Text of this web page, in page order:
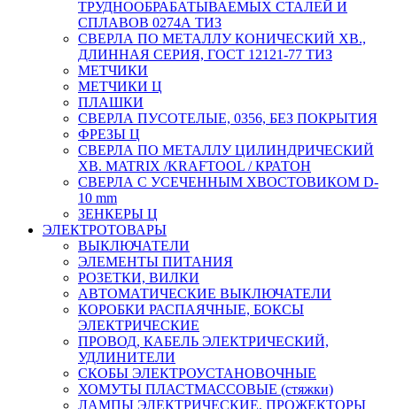
ТРУДНООБРАБАТЫВАЕМЫХ СТАЛЕЙ И
СПЛАВОВ 0274А ТИЗ
СВЕРЛА ПО МЕТАЛЛУ КОНИЧЕСКИЙ ХВ.,
ДЛИННАЯ СЕРИЯ, ГОСТ 12121-77 ТИЗ
МЕТЧИКИ
МЕТЧИКИ Ц
ПЛАШКИ
СВЕРЛА ПУСОТЕЛЫЕ, 0356, БЕЗ ПОКРЫТИЯ
ФРЕЗЫ Ц
СВЕРЛА ПО МЕТАЛЛУ ЦИЛИНДРИЧЕСКИЙ
ХВ. MATRIX /KRAFTOOL / КРАТОН
СВЕРЛА С УСЕЧЕННЫМ ХВОСТОВИКОМ D-
10 mm
ЗЕНКЕРЫ Ц
ЭЛЕКТРОТОВАРЫ
ВЫКЛЮЧАТЕЛИ
ЭЛЕМЕНТЫ ПИТАНИЯ
РОЗЕТКИ, ВИЛКИ
АВТОМАТИЧЕСКИЕ ВЫКЛЮЧАТЕЛИ
КОРОБКИ РАСПАЯЧНЫЕ, БОКСЫ
ЭЛЕКТРИЧЕСКИЕ
ПРОВОД, КАБЕЛЬ ЭЛЕКТРИЧЕСКИЙ,
УДЛИНИТЕЛИ
СКОБЫ ЭЛЕКТРОУСТАНОВОЧНЫЕ
ХОМУТЫ ПЛАСТМАССОВЫЕ (стяжки)
ЛАМПЫ ЭЛЕКТРИЧЕСКИЕ, ПРОЖЕКТОРЫ